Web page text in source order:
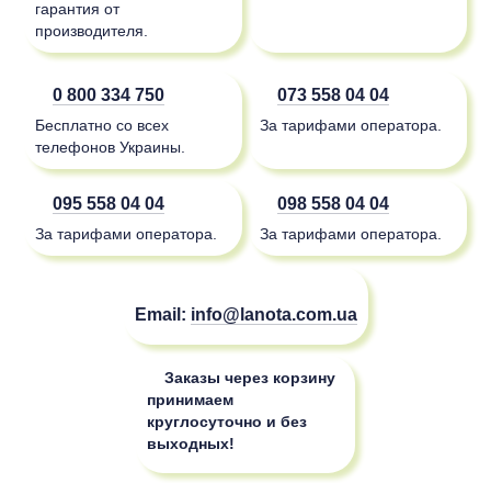
гарантия от
производителя.
0 800 334 750
Бесплатно со всех
телефонов Украины.
073 558 04 04
За тарифами оператора.
095 558 04 04
За тарифами оператора.
098 558 04 04
За тарифами оператора.
Email: info@lanota.com.ua
Заказы через корзину
принимаем
круглосуточно и без
выходных!